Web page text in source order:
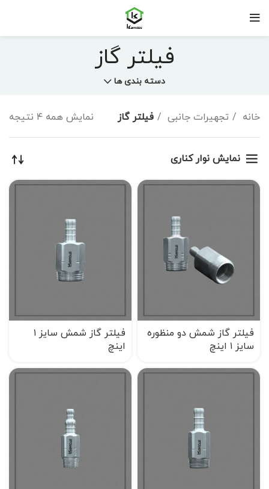
فیلتر گاز
دسته بندی ها
خانه تجهیرات جانبی فیلتر گاز نمایش همه ۴ نتیجه
نمایش نوار کناری
فیلتر گاز شمش دو منظوره
سایز ۱ اینچ
فیلتر گاز شمش سایز ۱
اینچ